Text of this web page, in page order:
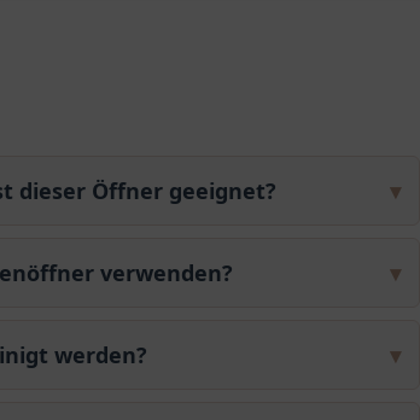
▾
dieser Öffner geeignet?
▾
verwenden?
▾
werden?